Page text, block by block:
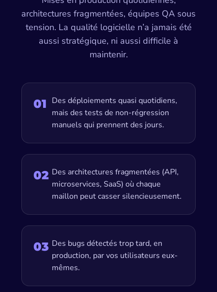
architectures fragmentées, équipes QA sous
tension. La qualité logicielle n’a jamais été
aussi stratégique, ni aussi difficile à
maintenir.
01 Des déploiements quasi quotidiens,
mais des tests de non-régression
manuels qui prennent des jours.
02 Des architectures fragmentées (API,
microservices, SaaS) où chaque
maillon peut casser silencieusement.
03 Des bugs détectés trop tard, en
production, par vos utilisateurs eux-
mêmes.